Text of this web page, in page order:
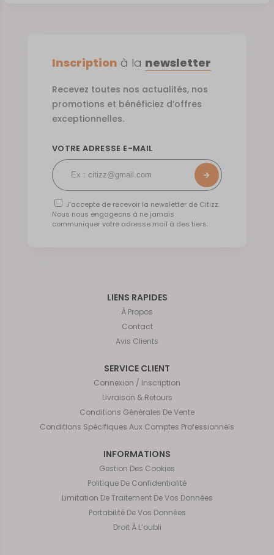
LIENS RAPIDES
À Propos
Contact
Avis Clients
SERVICE CLIENT
Connexion / Inscription
Livraison & Retours
Conditions Générales De Vente
Conditions Spécifiques Aux Comptes Professionnels
INFORMATIONS
Gestion Des Cookies
Politique De Confidentialité
Limitation De Traitement De Vos Données
Portabilité De Vos Données
Droit À L’oubli
Inscription à la newsletter
Recevez toutes nos actualités, nos
promotions et bénéficiez d’offres
exceptionnelles.
VOTRE ADRESSE E-MAIL
J’accepte de recevoir la newsletter de Citizz.
Nous nous engageons à ne jamais
communiquer votre adresse mail à des tiers.